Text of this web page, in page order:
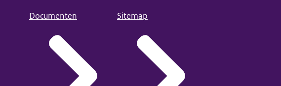
Documenten Sitemap